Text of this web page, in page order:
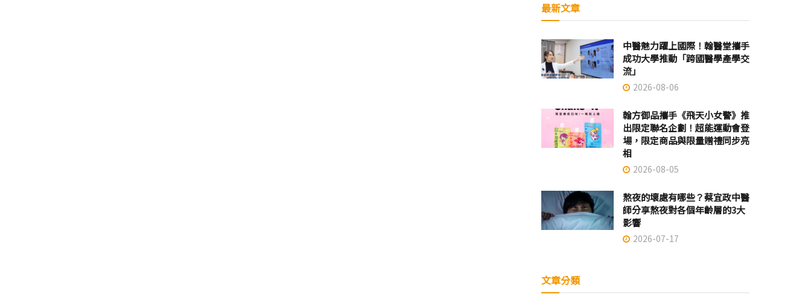
最新文章
中醫魅力躍上國際！翰醫堂攜手
成功大學推動「跨國醫學產學交
流」
2026-08-06
翰方御品攜手《飛天小女警》推
出限定聯名企劃！超能運動會登
場，限定商品與限量贈禮同步亮
相
2026-08-05
熬夜的壞處有哪些？蔡宜政中醫
師分享熬夜對各個年齡層的3大
影響
2026-07-17
文章分類